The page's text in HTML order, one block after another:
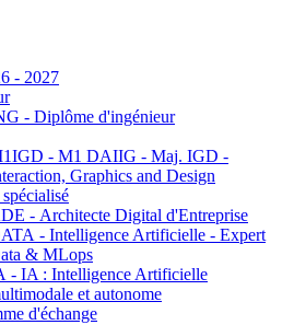
- 2027
- Diplôme d'ingénieur
- M1 DAIIG - Maj. IGD -
Graphics and Design
- Architecte Digital d'Entreprise
- Intelligence Artificielle - Expert
& MLops
- IA : Intelligence Artificielle
et autonome
d'échange